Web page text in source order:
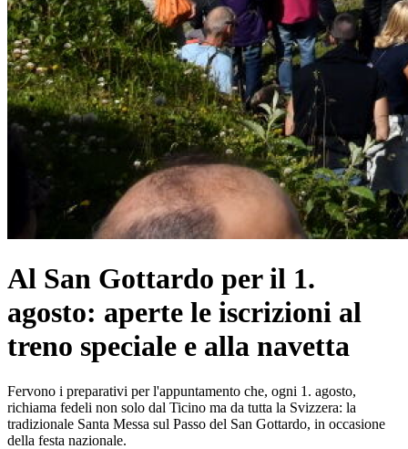
Al San Gottardo per il 1.
agosto: aperte le iscrizioni al
treno speciale e alla navetta
Fervono i preparativi per l'appuntamento che, ogni 1. agosto,
richiama fedeli non solo dal Ticino ma da tutta la Svizzera: la
tradizionale Santa Messa sul Passo del San Gottardo, in occasione
della festa nazionale.